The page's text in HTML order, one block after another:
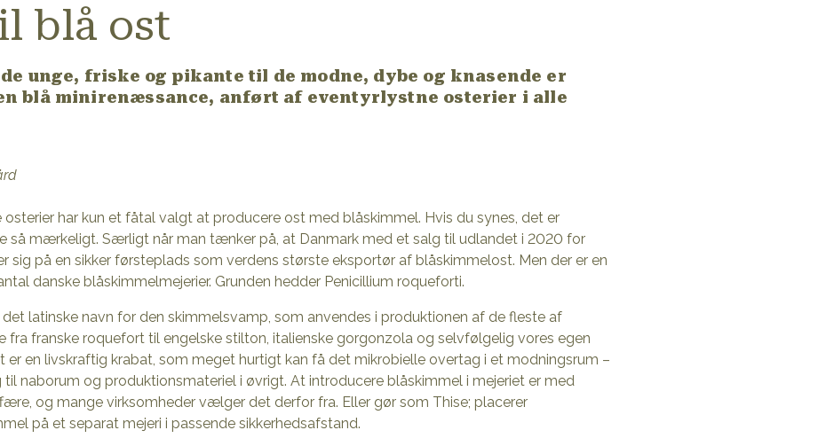
blå ost
unge, friske og pikante til de modne, dybe og knasende er
blå minirenæssance, anført af eventyrlystne osterier i alle
har kun et fåtal valgt at producere ost med blåskimmel. Hvis du synes, det er
så mærkeligt. Særligt når man tænker på, at Danmark med et salg til udlandet i 2020 for
sig på en sikker førsteplads som verdens største eksportør af blåskimmelost. Men der er en
danske blåskimmelmejerier. Grunden hedder Penicillium roqueforti.
latinske navn for den skimmelsvamp, som anvendes i produktionen af de fleste af
fra franske roquefort til engelske stilton, italienske gorgonzola og selvfølgelig vores egen
er en livskraftig krabat, som meget hurtigt kan få det mikrobielle overtag i et modningsrum –
naborum og produktionsmateriel i øvrigt. At introducere blåskimmel i mejeriet er med
og mange virksomheder vælger det derfor fra. Eller gør som Thise; placerer
på et separat mejeri i passende sikkerhedsafstand.